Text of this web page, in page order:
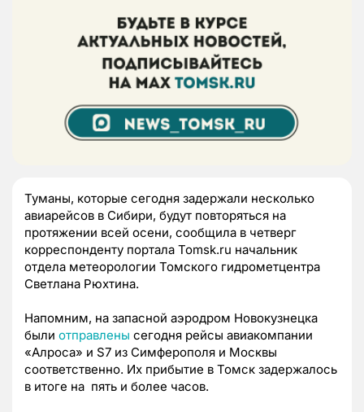
Туманы, которые сегодня задержали несколько
авиарейсов в Сибири, будут повторяться на
протяжении всей осени, сообщила в четверг
корреспонденту портала Tomsk.ru начальник
отдела метеорологии Томского гидрометцентра
Светлана Рюхтина.
Напомним, на запасной аэродром Новокузнецка
были отправлены сегодня рейсы авиакомпании
«Алроса» и S7 из Симферополя и Москвы
соответственно. Их прибытие в Томск задержалось
в итоге на пять и более часов.